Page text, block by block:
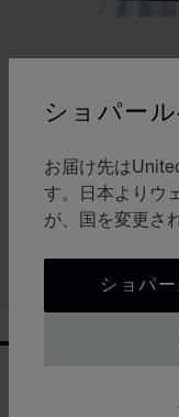
ショパー
お届け先は
す。日本よりウ
が、国を変更さ
ショパー
ハッピーベア＆ピ
ネイビーブルー - 90 X
GO TOGO TO
GO